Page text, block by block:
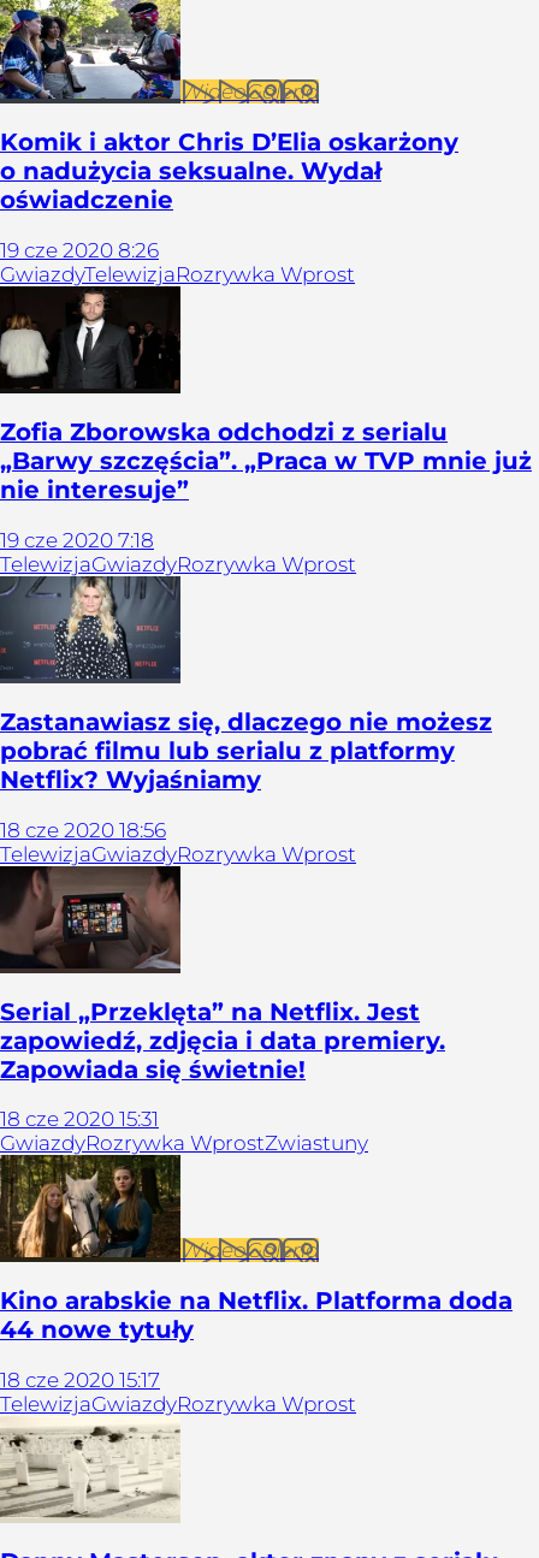
WideoGaleria
Komik i aktor Chris D’Elia oskarżony
o nadużycia seksualne. Wydał
oświadczenie
19 cze 2020 8:26
GwiazdyTelewizjaRozrywka Wprost
Zofia Zborowska odchodzi z serialu
„Barwy szczęścia”. „Praca w TVP mnie już
nie interesuje”
19 cze 2020 7:18
TelewizjaGwiazdyRozrywka Wprost
Zastanawiasz się, dlaczego nie możesz
pobrać filmu lub serialu z platformy
Netflix? Wyjaśniamy
18 cze 2020 18:56
TelewizjaGwiazdyRozrywka Wprost
Serial „Przeklęta” na Netflix. Jest
zapowiedź, zdjęcia i data premiery.
Zapowiada się świetnie!
18 cze 2020 15:31
GwiazdyRozrywka WprostZwiastuny
WideoGaleria
Kino arabskie na Netflix. Platforma doda
44 nowe tytuły
18 cze 2020 15:17
TelewizjaGwiazdyRozrywka Wprost